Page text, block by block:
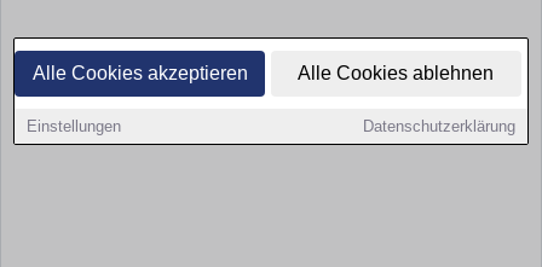
Alle Cookies akzeptieren Alle Cookies ablehnen
Einstellungen Datenschutzerklärung